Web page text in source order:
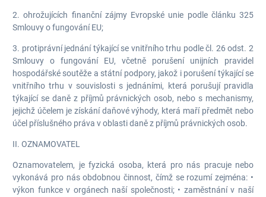
2. ohrožujících finanční zájmy Evropské unie podle článku 325
Smlouvy o fungování EU;
3. protiprávní jednání týkající se vnitřního trhu podle čl. 26 odst. 2
Smlouvy o fungování EU, včetně porušení unijních pravidel
hospodářské soutěže a státní podpory, jakož i porušení týkající se
vnitřního trhu v souvislosti s jednáními, která porušují pravidla
týkající se daně z příjmů právnických osob, nebo s mechanismy,
jejichž účelem je získání daňové výhody, která maří předmět nebo
účel příslušného práva v oblasti daně z příjmů právnických osob.
II. OZNAMOVATEL
Oznamovatelem, je fyzická osoba, která pro nás pracuje nebo
vykonává pro nás obdobnou činnost, čímž se rozumí zejména: •
výkon funkce v orgánech naší společnosti; • zaměstnání v naší